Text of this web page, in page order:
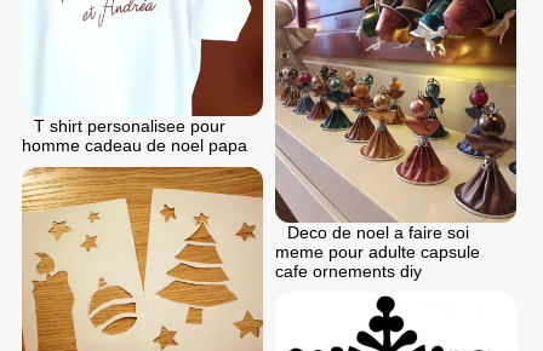
T shirt personalisee pour
homme cadeau de noel papa
Deco de noel a faire soi
meme pour adulte capsule
cafe ornements diy